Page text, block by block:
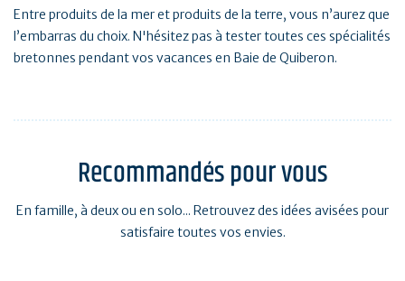
Entre produits de la mer et produits de la terre, vous n’aurez que
l’embarras du choix. N'hésitez pas à tester toutes ces spécialités
bretonnes pendant vos vacances en Baie de Quiberon.
Recommandés pour vous
En famille, à deux ou en solo... Retrouvez des idées avisées pour
satisfaire toutes vos envies.